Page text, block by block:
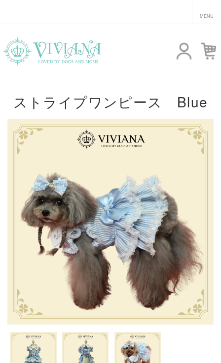
ストライプワンピース Blue